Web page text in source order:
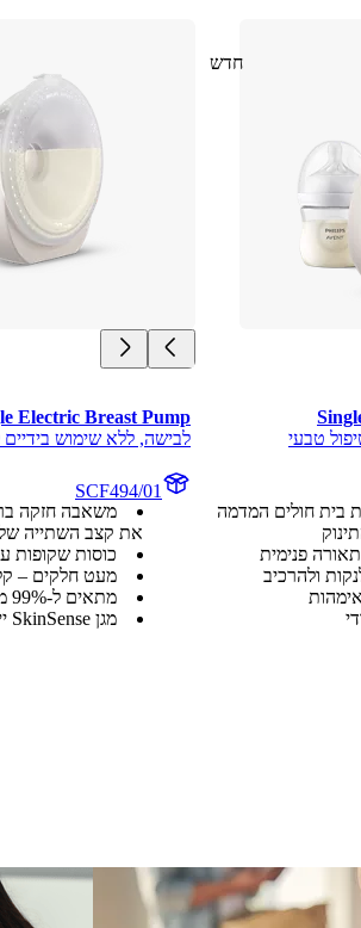
חדש
טבעי
בית חולים המדמה
פנימית
ולהרכיב
Electric Breast Pump
לבישה, ללא שימוש בידיים
SCF494/01
משאבה חזקה
את קצב השתייה של
כוסות שקופות
מעט חלקים –
מתאים ל-99% מהאימהות
מגן SkinSense ייחודי